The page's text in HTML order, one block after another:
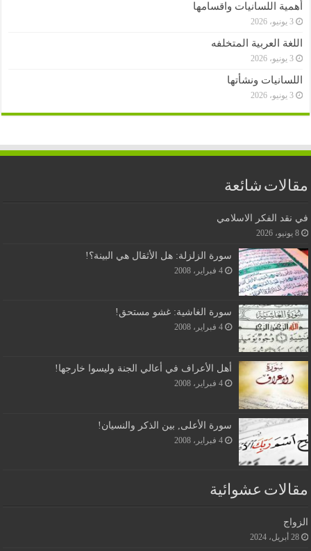
أهمية اللسانيات واقسامها
3 يونيو، 2026
اللغة العربية المتخلفه
3 يونيو، 2026
اللسانيات ونشأتها
3 يونيو، 2026
مقالات شائعة
في نقد الفكر الاسلامي
8 يونيو، 2026
سورة الزلزلة: هل الأثقال هي البينة؟!
4 فبراير، 2008
سورة الغاشية: غشو مستحق!
4 فبراير، 2008
أهل الأعراف في أعالي الجنة وليسوا خارجها!
4 فبراير، 2008
سورة الأعلى, بين الذكر والنسيان!
4 فبراير، 2008
مقالات عشوائية
الزواج
28 أبريل، 2024